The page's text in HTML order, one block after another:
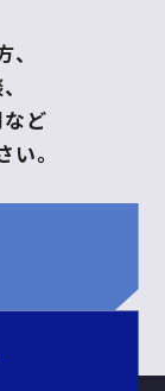
ど
。